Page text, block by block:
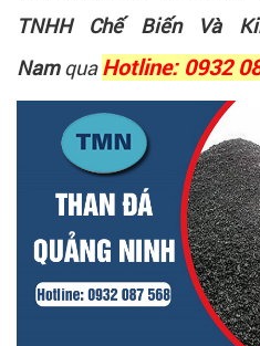
TNHH Chế Biến Và
NamquaHotline: 0932